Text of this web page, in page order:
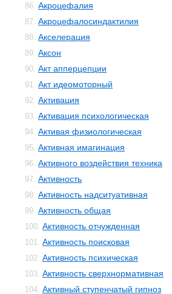
86. Акроцефалия
87. Акроцефалосиндактилия
88. Акселерация
89. Аксон
90. Акт апперцепции
91. Акт идеомоторный
92. Активация
93. Активация психологическая
94. Активая физиологическая
95. Активная имагинация
96. Активного воздействия техника
97. Активность
98. Активность надситуативная
99. Активность общая
100. Активность отчужденная
101. Активность поисковая
102. Активность психическая
103. Активность сверхнормативная
104. Активный ступенчатый гипноз